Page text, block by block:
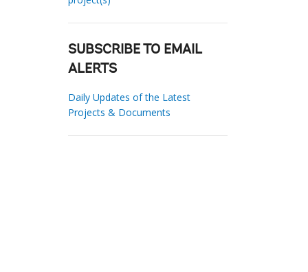
SUBSCRIBE TO EMAIL
ALERTS
Daily Updates of the Latest
Projects & Documents